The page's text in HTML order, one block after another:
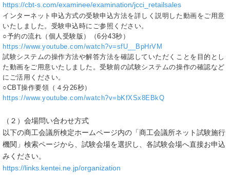
https://cbt-s.com/examinee/examination/jcci_retailsales
インターネット申込方式の受験申込方法を詳しく説明した動画をご用意
いたしました。受験申込時にご参照ください。
○予約の流れ（個人受験版）（6分43秒）
https://www.youtube.com/watch?v=sfU__BpHrVM
試験システムの操作方法や解答方法を確認していただくことを目的とし
た動画をご用意いたしました。受験前の試験システムの操作の確認など
にご活用ください。
○CBT操作要領（４分26秒）
https://www.youtube.com/watch?v=bKfXSx8EBkQ
（２）会場問い合わせ方式
以下の商工会議所検定ホームページ内の「商工会議所ネット試験施行
機関」検索ページから、試験会場を選択し、各試験会場へ直接お申込
みください。
https://links.kentei.ne.jp/organization